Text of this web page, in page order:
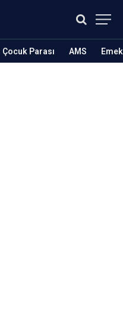
Çocuk Parası AMS